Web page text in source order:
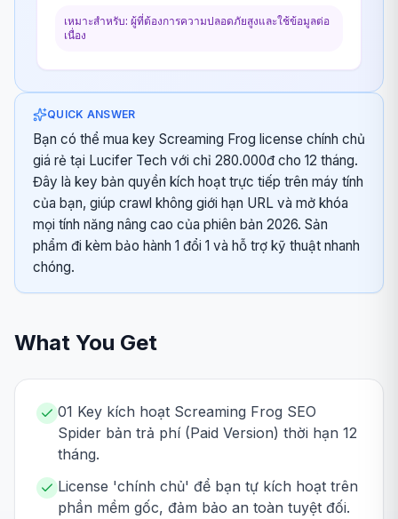
เหมาะสำหรับ: ผู้ที่ต้องการความปลอดภัยสูงและใช้ข้อมูลต่อ
เนื่อง
QUICK ANSWER
Bạn có thể mua key Screaming Frog license chính chủ
giá rẻ tại Lucifer Tech với chỉ 280.000đ cho 12 tháng.
Đây là key bản quyền kích hoạt trực tiếp trên máy tính
của bạn, giúp crawl không giới hạn URL và mở khóa
mọi tính năng nâng cao của phiên bản 2026. Sản
phẩm đi kèm bảo hành 1 đổi 1 và hỗ trợ kỹ thuật nhanh
chóng.
What You Get
01 Key kích hoạt Screaming Frog SEO
Spider bản trả phí (Paid Version) thời hạn 12
tháng.
License 'chính chủ' để bạn tự kích hoạt trên
phần mềm gốc, đảm bảo an toàn tuyệt đối.